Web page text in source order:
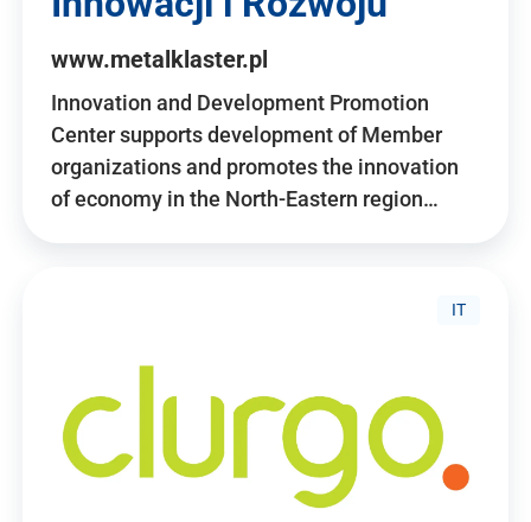
www.metalklaster.pl
Innovation and Development Promotion
Center supports development of Member
organizations and promotes the innovation
of economy in the North-Eastern region…
IT